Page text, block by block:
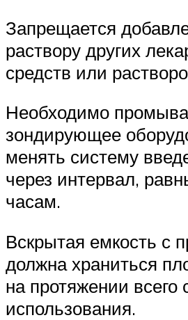
Запрещается
раствору других
средств или
Необходимо
зондирующее
менять систему
через интервал,
часам.
Вскрытая емкость с
должна храниться
на протяжении всего
использования.